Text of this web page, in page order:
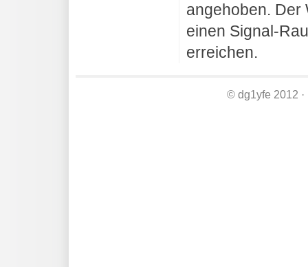
angehoben. Der
einen Signal-
erreichen.
© dg1yfe 2012